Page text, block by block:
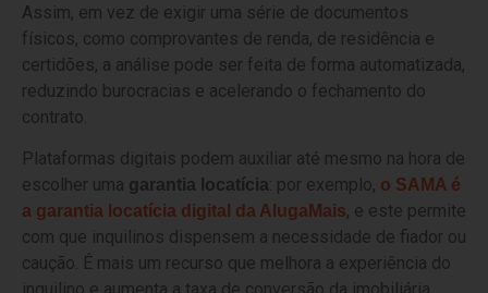
Assim, em vez de exigir uma série de documentos
físicos, como comprovantes de renda, de residência e
certidões, a análise pode ser feita de forma automatizada,
reduzindo burocracias e acelerando o fechamento do
contrato.
Plataformas digitais podem auxiliar até mesmo na hora de
escolher uma garantia locatícia: por exemplo, o SAMA é
a garantia locatícia digital da AlugaMais, e este permite
com que inquilinos dispensem a necessidade de fiador ou
caução. É mais um recurso que melhora a experiência do